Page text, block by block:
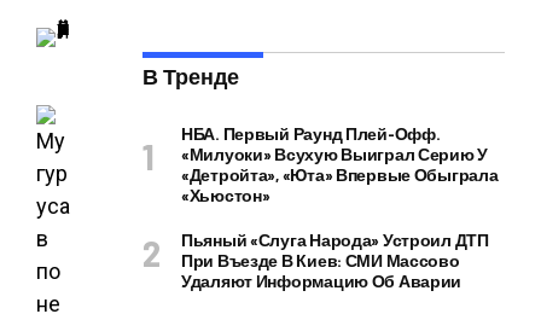
В Тренде
НБА. Первый Раунд Плей-Офф.
«Милуоки» Всухую Выиграл Серию У
«Детройта», «Юта» Впервые Обыграла
«Хьюстон»
Пьяный «слуга Народа» Устроил ДТП
При Въезде В Киев: СМИ Массово
Удаляют Информацию Об Аварии